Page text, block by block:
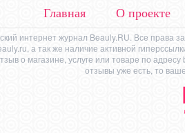
Главная О проекте
интернет журнал Beauly.RU. Все права
а так же наличие активной
о магазине, услуге или товаре по адресу
отзывы уже есть, то